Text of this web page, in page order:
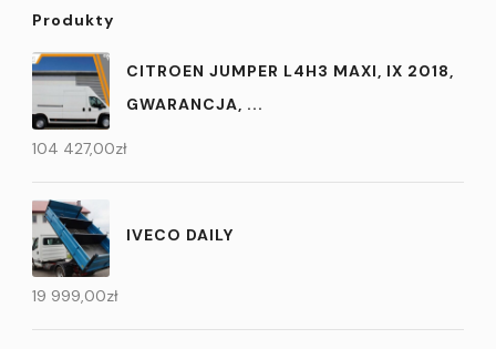
Produkty
CITROEN JUMPER L4H3 MAXI, IX 2018,
GWARANCJA, ...
104 427,00zł
IVECO DAILY
19 999,00zł